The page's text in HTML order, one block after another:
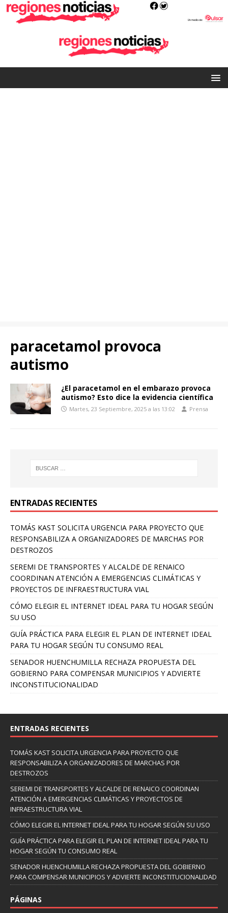
paracetamol provoca
autismo
¿El paracetamol en el embarazo provoca
autismo? Esto dice la evidencia científica
Martes, 23 Septiembre, 2025 a las 13:02 Prensa
ENTRADAS RECIENTES
TOMÁS KAST SOLICITA URGENCIA PARA PROYECTO QUE
RESPONSABILIZA A ORGANIZADORES DE MARCHAS POR
DESTROZOS
SEREMI DE TRANSPORTES Y ALCALDE DE RENAICO
COORDINAN ATENCIÓN A EMERGENCIAS CLIMÁTICAS Y
PROYECTOS DE INFRAESTRUCTURA VIAL
CÓMO ELEGIR EL INTERNET IDEAL PARA TU HOGAR SEGÚN
SU USO
GUÍA PRÁCTICA PARA ELEGIR EL PLAN DE INTERNET IDEAL
PARA TU HOGAR SEGÚN TU CONSUMO REAL
SENADOR HUENCHUMILLA RECHAZA PROPUESTA DEL
GOBIERNO PARA COMPENSAR MUNICIPIOS Y ADVIERTE
INCONSTITUCIONALIDAD
ENTRADAS RECIENTES
TOMÁS KAST SOLICITA URGENCIA PARA PROYECTO QUE
RESPONSABILIZA A ORGANIZADORES DE MARCHAS POR
DESTROZOS
SEREMI DE TRANSPORTES Y ALCALDE DE RENAICO COORDINAN
ATENCIÓN A EMERGENCIAS CLIMÁTICAS Y PROYECTOS DE
INFRAESTRUCTURA VIAL
CÓMO ELEGIR EL INTERNET IDEAL PARA TU HOGAR SEGÚN SU USO
GUÍA PRÁCTICA PARA ELEGIR EL PLAN DE INTERNET IDEAL PARA TU
HOGAR SEGÚN TU CONSUMO REAL
SENADOR HUENCHUMILLA RECHAZA PROPUESTA DEL GOBIERNO
PARA COMPENSAR MUNICIPIOS Y ADVIERTE INCONSTITUCIONALIDAD
PÁGINAS